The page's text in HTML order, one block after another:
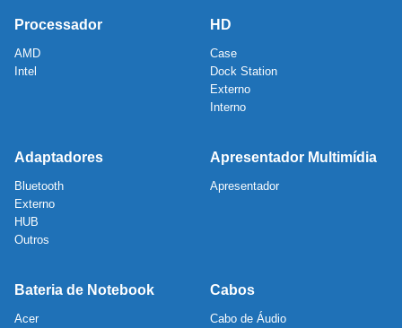
Processador
AMD
Intel
HD
Case
Dock Station
Externo
Interno
Adaptadores
Bluetooth
Externo
HUB
Outros
Apresentador Multimídia
Apresentador
Bateria de Notebook
Acer
Cabos
Cabo de Áudio